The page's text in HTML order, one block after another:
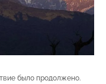
было продолжено.